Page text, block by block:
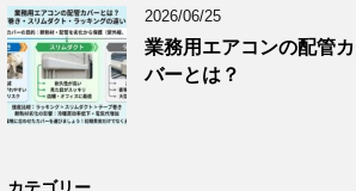
2026/06/25
業務用エアコンの配管カ
バーとは？